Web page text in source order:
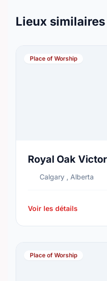
Lieux similaires
Place of Worship
Royal Oak
Calgary , Alberta
Voir les détails
Place of Worship